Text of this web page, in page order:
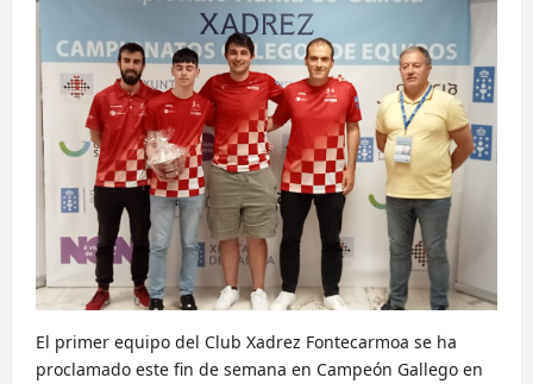
El primer equipo del Club Xadrez Fontecarmoa se ha
proclamado este fin de semana en Campeón Gallego en